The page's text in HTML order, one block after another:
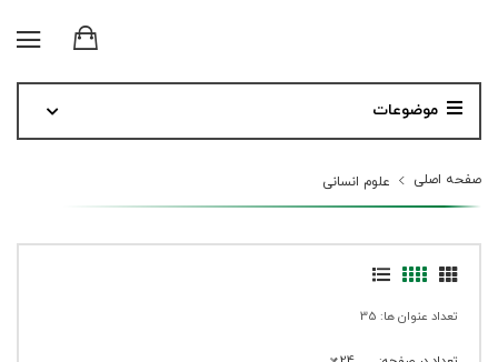
موضوعات
صفحه اصلی علوم انسانی
تعداد عنوان ها: 35